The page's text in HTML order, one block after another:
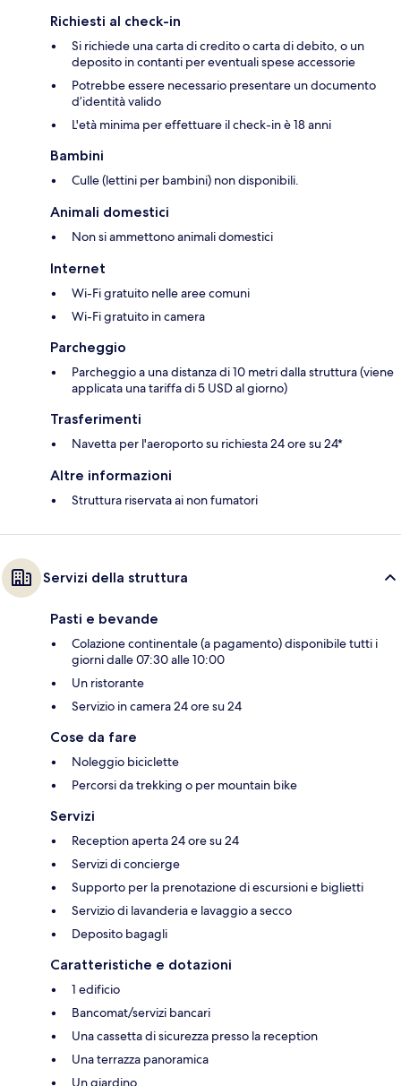
Richiesti al check-in
Si richiede una carta di credito o carta di debito, o un
deposito in contanti per eventuali spese accessorie
Potrebbe essere necessario presentare un documento
d’identità valido
L'età minima per effettuare il check-in è 18 anni
Bambini
Culle (lettini per bambini) non disponibili.
Animali domestici
Non si ammettono animali domestici
Internet
Wi-Fi gratuito nelle aree comuni
Wi-Fi gratuito in camera
Parcheggio
Parcheggio a una distanza di 10 metri dalla struttura (viene
applicata una tariffa di 5 USD al giorno)
Trasferimenti
Navetta per l'aeroporto su richiesta 24 ore su 24*
Altre informazioni
Struttura riservata ai non fumatori
Servizi della struttura
Pasti e bevande
Colazione continentale (a pagamento) disponibile tutti i
giorni dalle 07:30 alle 10:00
Un ristorante
Servizio in camera 24 ore su 24
Cose da fare
Noleggio biciclette
Percorsi da trekking o per mountain bike
Servizi
Reception aperta 24 ore su 24
Servizi di concierge
Supporto per la prenotazione di escursioni e biglietti
Servizio di lavanderia e lavaggio a secco
Deposito bagagli
Caratteristiche e dotazioni
1 edificio
Bancomat/servizi bancari
Una cassetta di sicurezza presso la reception
Una terrazza panoramica
Un giardino